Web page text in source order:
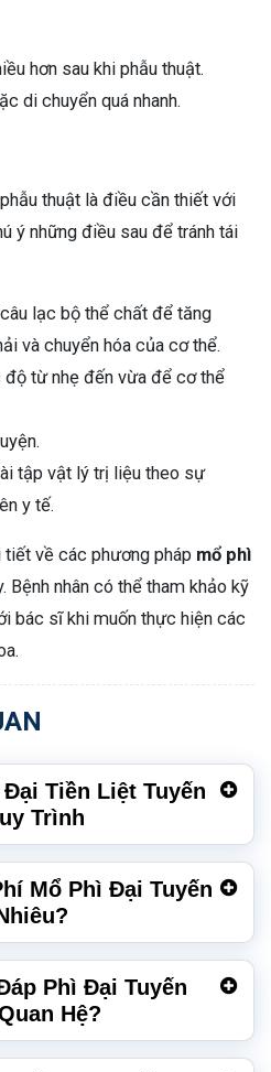
hơn sau khi phẫu thuật.
di chuyển quá nhanh.
thuật là điều cần thiết với
ý những điều sau để tránh tái
lạc bộ thể chất để tăng
và chuyển hóa của cơ thể.
từ nhẹ đến vừa để cơ thể
tập vật lý trị liệu theo sự
y tế.
tiết về các phương pháp mổ phì
Bệnh nhân có thể tham khảo kỹ
bác sĩ khi muốn thực hiện các
Tiền Liệt Tuyến
Trình
Mổ Phì Đại Tuyến
Phì Đại Tuyến
Hệ?